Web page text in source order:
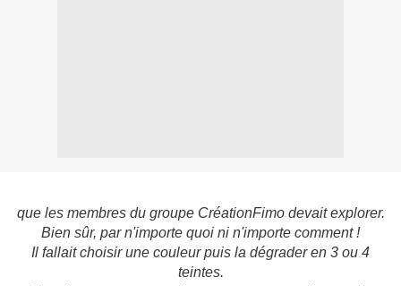
que les membres du groupe CréationFimo devait explorer.
Bien sûr, par n'importe quoi ni n'importe comment !
Il fallait choisir une couleur puis la dégrader en 3 ou 4
teintes.